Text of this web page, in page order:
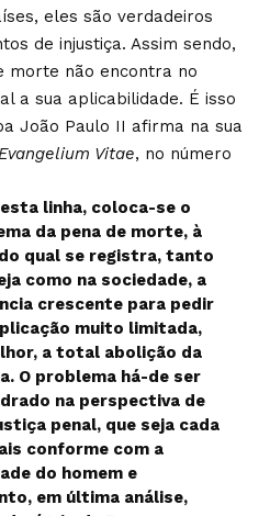
eles são verdadeiros
de injustiça. Assim sendo,
morte não encontra no
a sua aplicabilidade. É isso
João Paulo II afirma na sua
Vitae, no número
linha, coloca-se o
da pena de morte, à
qual se registra, tanto
como na sociedade, a
crescente para pedir
muito limitada,
a total abolição da
O problema há-de ser
na perspectiva de
penal, que seja cada
conforme com a
do homem e
em última análise,